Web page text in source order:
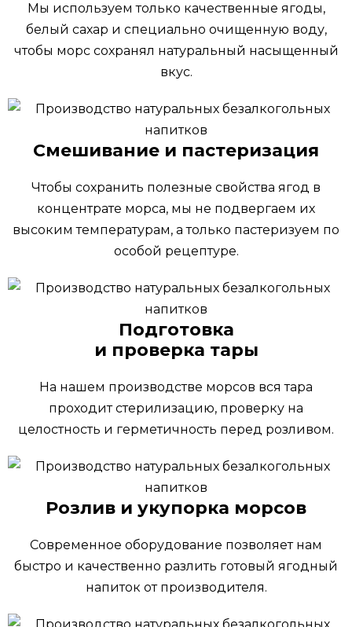
Мы используем только качественные ягоды,
белый сахар и специально очищенную воду,
чтобы морс сохранял натуральный насыщенный
вкус.
Смешивание и пастеризация
Чтобы сохранить полезные свойства ягод в
концентрате морса, мы не подвергаем их
высоким температурам, а только пастеризуем по
особой рецептуре.
Подготовка
и проверка тары
На нашем производстве морсов вся тара
проходит стерилизацию, проверку на
целостность и герметичность перед розливом.
Розлив и укупорка морсов
Современное оборудование позволяет нам
быстро и качественно разлить готовый ягодный
напиток от производителя.